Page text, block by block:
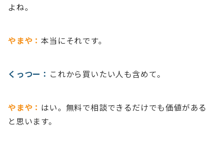
よね。
やまや：本当にそれです。
くっつー： これから買いたい人も含めて。
やまや： はい。無料で相談できるだけでも価値がある
と思います。